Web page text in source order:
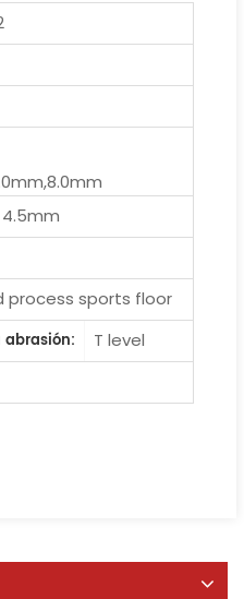
4.5mm
process sports floor
abrasión:
T level